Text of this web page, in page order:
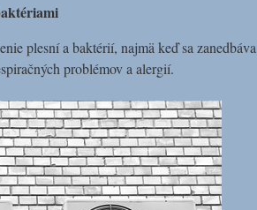
plesní a baktérií, najmä keď sa
problémov a alergií.